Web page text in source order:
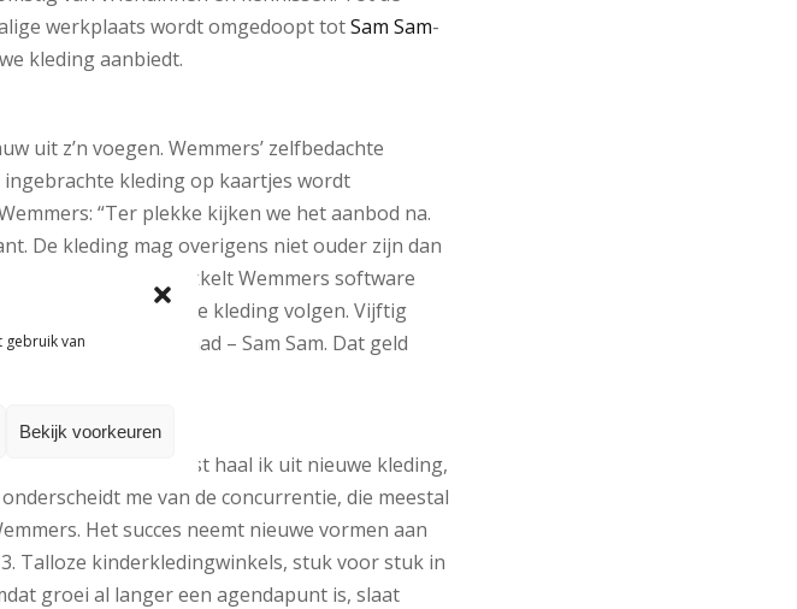
gebruik van
Bekijk voorkeuren
werkplaats wordt omgedoopt totSam Sam-
kleding aanbiedt.
uit z’n voegen. Wemmers’ zelfbedachte
kleding op kaartjes wordt
“Ter plekke kijken we het aanbod na.
De kleding mag overigens niet ouder zijn dan
bij te benen ontwikkelt Wemmers software
van de ingebrachte kleding volgen. Vijftig
voor – inderdaad – Sam Sam. Dat geld
dan nadelen. “Winst haal ik uit nieuwe kleding,
me van de concurrentie, die meestal
Het succes neemt nieuwe vormen aan
Talloze kinderkledingwinkels, stuk voor stuk in
groei al langer een agendapunt is, slaat